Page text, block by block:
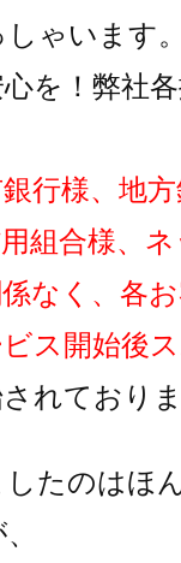
ゃいます
を！弊社各
行様、地
組合様、
なく、各
ス開始後
れておりま
たのはほ